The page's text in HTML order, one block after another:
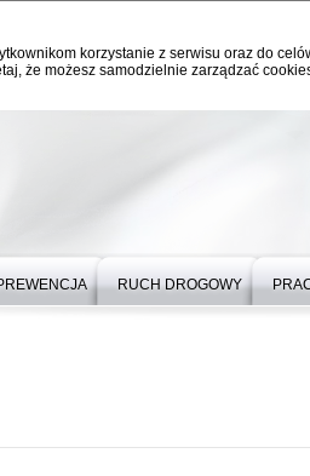
korzystanie z serwisu oraz do
że możesz samodzielnie zarządzać
RUCH DROGOWY